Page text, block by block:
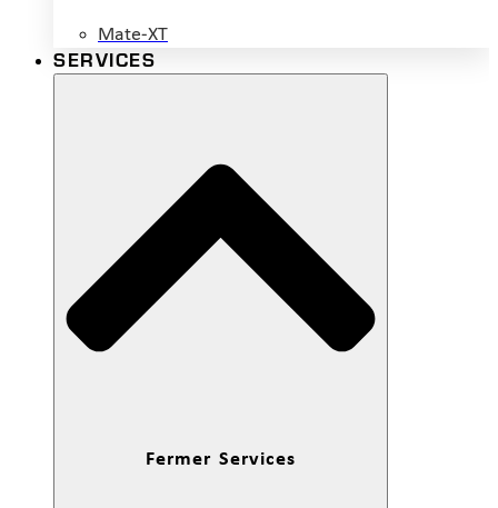
Mate-XT
SERVICES
Fermer Services